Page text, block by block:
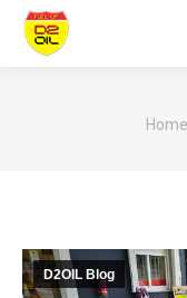
You
Home
D2OIL Blog